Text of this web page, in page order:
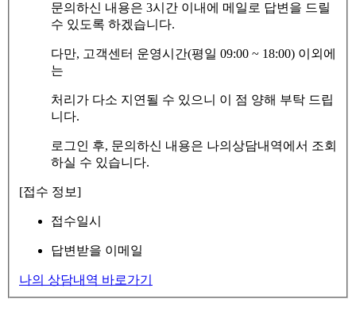
문의하신 내용은 3시간 이내에 메일로 답변을 드릴
수 있도록 하겠습니다.
다만, 고객센터 운영시간(평일 09:00 ~ 18:00) 이외에
는
처리가 다소 지연될 수 있으니 이 점 양해 부탁 드립
니다.
로그인 후, 문의하신 내용은 나의상담내역에서 조회
하실 수 있습니다.
[접수 정보]
접수일시
답변받을 이메일
나의 상담내역 바로가기